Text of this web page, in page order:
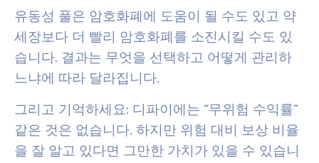
유동성 풀은 암호화폐에 도움이 될 수도 있고 약
세장보다 더 빨리 암호화폐를 소진시킬 수도 있
습니다. 결과는 무엇을 선택하고 어떻게 관리하
느냐에 따라 달라집니다.
그리고 기억하세요: 디파이에는 “무위험 수익률”
같은 것은 없습니다. 하지만 위험 대비 보상 비율
을 잘 알고 있다면 그만한 가치가 있을 수 있습니